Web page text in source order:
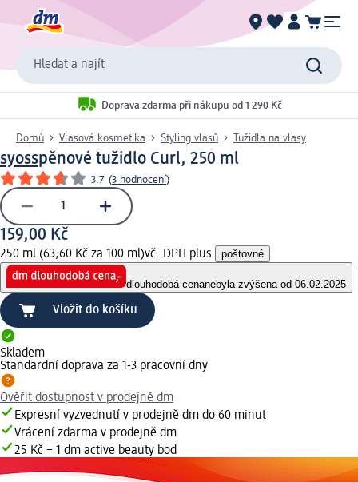
Hledat a najít
Doprava zdarma při nákupu od 1 290 Kč
Domů Vlasová kosmetika Styling vlasů Tužidla na vlasy
syosspěnové tužidlo Curl, 250 ml
3.7 (3 hodnocení)
159,00 Kč
250 ml (63,60 Kč za 100 ml)vč. DPH plus poštovné
dlouhodobá cenanebyla zvýšena od 06.02.2025
Vložit do košíku
Skladem
Standardní doprava za 1-3 pracovní dny
Ověřit dostupnost v prodejně dm
Expresní vyzvednutí v prodejně dm do 60 minut
Vrácení zdarma v prodejně dm
25 Kč = 1 dm active beauty bod